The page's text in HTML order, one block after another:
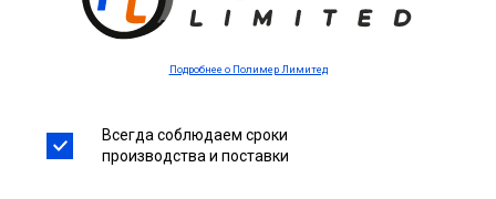
Подробнее о Полимер Лимитед
Всегда соблюдаем сроки
производства и поставки